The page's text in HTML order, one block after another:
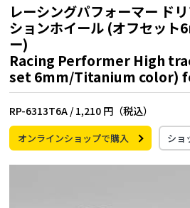
レーシングパフォーマー ド
ションホイール (オフセット
ー)
Racing Performer High
set 6mm/Titanium color)
RP-6313T6A / 1,210 円（税込）
オンラインショップで購入 ショ